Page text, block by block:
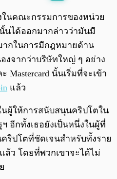
0:00
ในคณะกรรมการของหน่วย
นได้ออกมากล่าวว่ามันมี
ากในการมีกฎหมายด้าน
งจากว่าบริษัทใหญ่ ๆ อย่าง
Mastercard นั้นเริ่มที่จะเข้า
แล้ว
นผู้ให้การสนับสนุนคริปโตใน
อีกทั้งเธอยังเป็นหนึ่งในผู้ที่
ริปโตที่ชัดเจนสำหรับทั้งราย
ว โดยที่พวกเขาจะได้ไม่